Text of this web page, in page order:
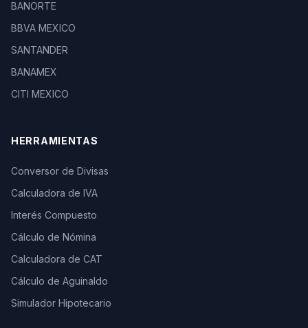
BANORTE
BBVA MEXICO
SANTANDER
BANAMEX
CITI MEXICO
HERRAMIENTAS
Conversor de Divisas
Calculadora de IVA
Interés Compuesto
Cálculo de Nómina
Calculadora de CAT
Cálculo de Aguinaldo
Simulador Hipotecario